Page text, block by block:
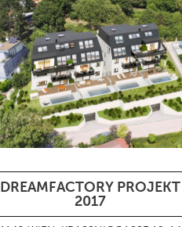
DREAMFACTORY PROJEKT
2017